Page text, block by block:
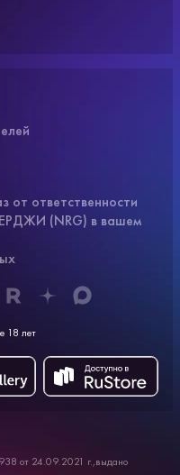
от ответственности
(NRG) в вашем
18 лет
от 24.09.2021 г.,выдано